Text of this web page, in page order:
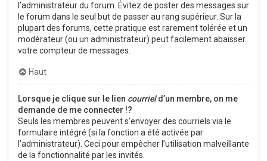
l’administrateur du forum. Évitez de poster des messages sur
le forum dans le seul but de passer au rang supérieur. Sur la
plupart des forums, cette pratique est rarement tolérée et un
modérateur (ou un administrateur) peut facilement abaisser
votre compteur de messages.
Haut
Lorsque je clique sur le lien courrield’un membre, on me
demande de me connecter !?
Seuls les membres peuvent s’envoyer des courriels via le
formulaire intégré (si la fonction a été activée par
l’administrateur). Ceci pour empêcher l’utilisation malveillante
de la fonctionnalité par les invités.